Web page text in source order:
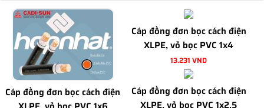
Cáp đồng đơn bọc cách điện
Cáp đồng đơn bọc cách điện
XLPE, vỏ bọc PVC 1x4
13.231 VND
Cáp đồng đơn bọc cách điện
XLPE, vỏ bọc PVC 1x2.5